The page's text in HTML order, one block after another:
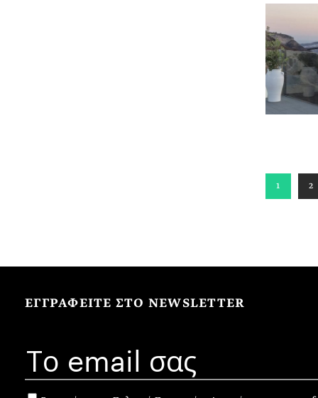
1 2
ΕΓΓΡΑΦΕΙΤΕ ΣΤΟ NEWSLETTER